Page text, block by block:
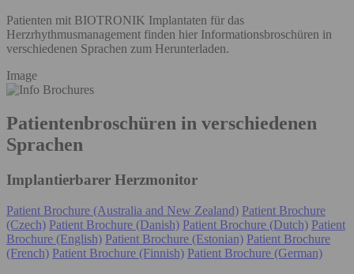
Patienten mit BIOTRONIK Implantaten für das
Herzrhythmusmanagement finden hier Informationsbroschüren in
verschiedenen Sprachen zum Herunterladen.
Image
Patientenbroschüren in verschiedenen
Sprachen
Implantierbarer Herzmonitor
Patient Brochure (Australia and New Zealand) Patient Brochure
(Czech) Patient Brochure (Danish) Patient Brochure (Dutch) Patient
Brochure (English) Patient Brochure (Estonian) Patient Brochure
(French) Patient Brochure (Finnish) Patient Brochure (German)